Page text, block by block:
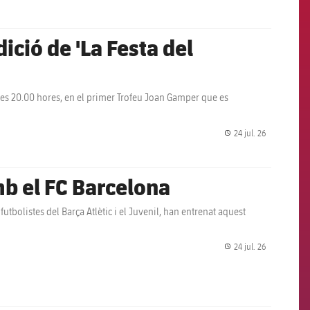
de 'La Festa del
20.00 hores, en el primer Trofeu Joan Gamper que es
24 jul. 26
el FC Barcelona
del Barça Atlètic i el Juvenil, han entrenat aquest
24 jul. 26